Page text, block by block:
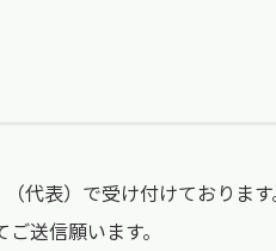
代表）で受け付けておりま
送信願います。